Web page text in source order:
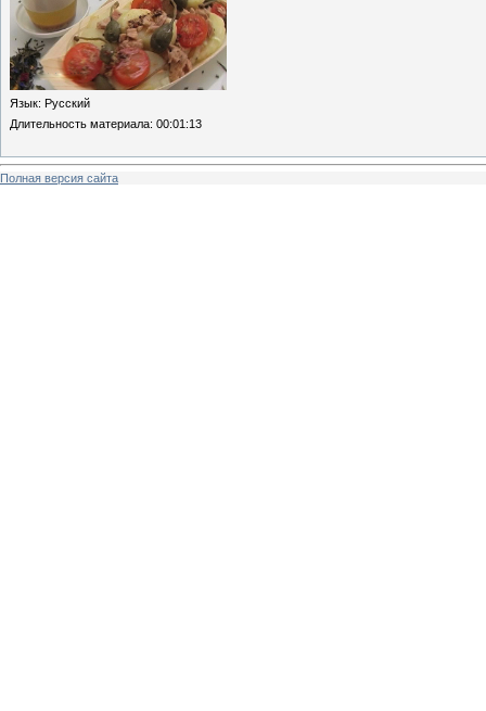
Язык: Русский
Длительность материала: 00:01:13
Полная версия сайта